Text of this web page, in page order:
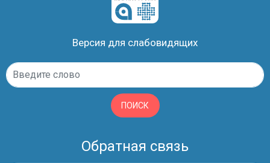
Версия для слабовидящих
ПОИСК
Обратная связь